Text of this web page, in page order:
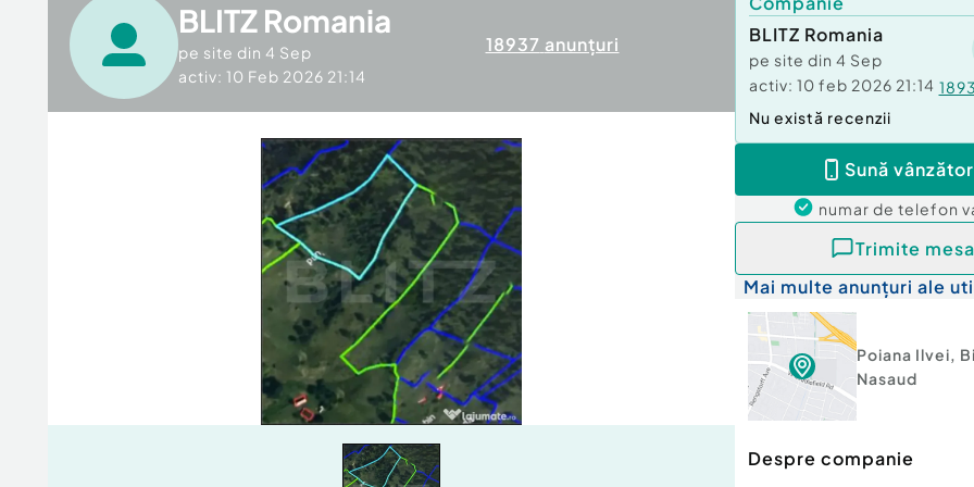
BLITZ Romania
pe site din 4 Sep
activ: 10 Feb 2026 21:14
18937 anunțuri
BLITZ Romania
pe site din 4 Sep
activ: 10 feb 2026 21:14
Nu există recenzii
Sună
numar de telefon
Trimite
Mai multe anunțuri ale
Poiana Ilvei,
Nasaud
Despre companie